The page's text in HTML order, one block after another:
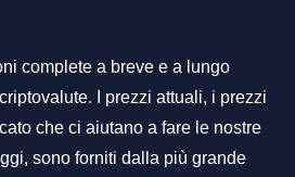
complete a breve e a lungo
I prezzi attuali, i prezzi
che ci aiutano a fare le nostre
sono forniti dalla più grande